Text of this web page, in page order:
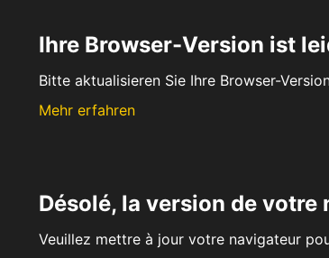
Ihre Browser-Version ist
Bitte aktualisieren Sie Ihre Browser-
Mehr erfahren
Désolé, la version de votre
Veuillez mettre à jour votre navigateur